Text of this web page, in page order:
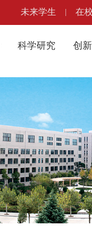
未来学生 | 在
科学研究 创